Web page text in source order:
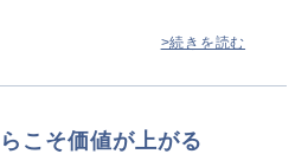
>続きを読む
こそ価値が上がる